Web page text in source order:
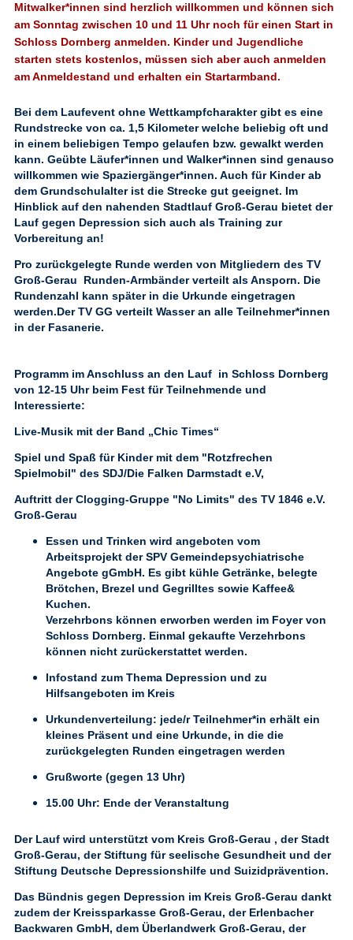
Mitwalker*innen sind herzlich willkommen und können sich
am Sonntag zwischen 10 und 11 Uhr noch für einen Start in
Schloss Dornberg anmelden. Kinder und Jugendliche
starten stets kostenlos, müssen sich aber auch anmelden
am Anmeldestand und erhalten ein Startarmband.
Bei dem Laufevent ohne Wettkampfcharaktergibt es eine
Rundstrecke von ca. 1,5 Kilometer welche beliebig oft und
in einem beliebigen Tempo gelaufen bzw. gewalkt werden
kann. Geübte Läufer*innen und Walker*innen sind genauso
willkommen wie Spaziergänger*innen. Auch für Kinder ab
dem Grundschulalter ist die Strecke gut geeignet. Im
Hinblick auf den nahenden Stadtlauf Groß-Gerau bietet der
Lauf gegen Depression sich auch als Training zur
Vorbereitung an!
Pro zurückgelegte Runde werden von Mitgliedern des TV
Groß-Gerau Runden-Armbänder verteilt als Ansporn. Die
Rundenzahl kann später in die Urkunde eingetragen
werden.Der TV GG verteilt Wasser an alle Teilnehmer*innen
in der Fasanerie.
Programm im Anschluss an den Lauf in Schloss Dornberg
von 12-15 Uhr beim Fest für Teilnehmende und
Interessierte:
Live-Musik mit der Band „Chic Times“
Spiel und Spaß für Kinder mit dem "Rotzfrechen
Spielmobil" des SDJ/Die Falken Darmstadt e.V,
Auftritt der Clogging-Gruppe "No Limits" des TV 1846 e.V.
Groß-Gerau
Essen und Trinken wird angeboten vom
Arbeitsprojekt der SPV Gemeindepsychiatrische
Angebote gGmbH. Es gibt kühle Getränke, belegte
Brötchen, Brezel und Gegrilltes sowie Kaffee&
Kuchen.
Verzehrbons können erworben werden im Foyer von
Schloss Dornberg. Einmal gekaufte Verzehrbons
können nicht zurückerstattet werden.
Infostand zum Thema Depression und zu
Hilfsangeboten im Kreis
Urkundenverteilung: jede/r Teilnehmer*in erhält ein
kleines Präsent und eine Urkunde, in die die
zurückgelegten Runden eingetragen werden
Grußworte (gegen 13 Uhr)
15.00 Uhr: Ende der Veranstaltung
Der Lauf wird unterstützt vom Kreis Groß-Gerau , der Stadt
Groß-Gerau, der Stiftung für seelische Gesundheit und der
Stiftung Deutsche Depressionshilfe und Suizidprävention.
Das Bündnis gegen Depression im Kreis Groß-Gerau dankt
zudem der Kreissparkasse Groß-Gerau, der Erlenbacher
Backwaren GmbH, dem Überlandwerk Groß-Gerau, der